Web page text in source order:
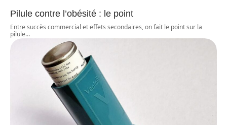
Pilule contre l’obésité : le point
Entre succès commercial et effets secondaires, on fait le point sur la
pilule…